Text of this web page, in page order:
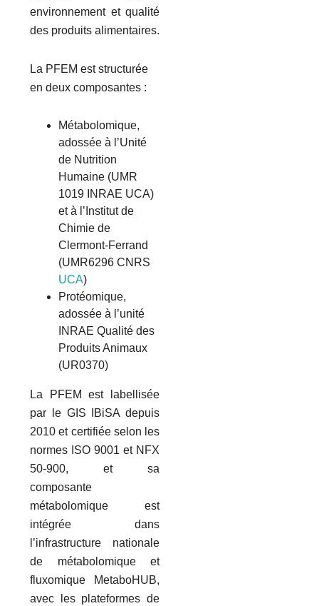
environnement et qualité
des produits alimentaires.
La PFEM est structurée
en deux composantes :
Métabolomique,
adossée à l’Unité
de Nutrition
Humaine (UMR
1019 INRAE UCA)
et à l’Institut de
Chimie de
Clermont-Ferrand
(UMR6296 CNRS
UCA)
Protéomique,
adossée à l’unité
INRAE Qualité des
Produits Animaux
(UR0370)
La PFEM est labellisée
par le GIS IBiSA depuis
2010 et certifiée selon les
normes ISO 9001 et NFX
50-900, et sa
composante
métabolomique est
intégrée dans
l’infrastructure nationale
de métabolomique et
fluxomique MetaboHUB,
avec les plateformes de